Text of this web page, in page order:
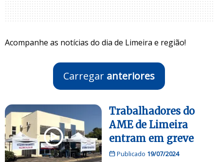
Acompanhe as notícias do dia de Limeira e região!
Carregar anteriores
Trabalhadores do
AME de Limeira
entram em greve
Publicado 19/07/2024